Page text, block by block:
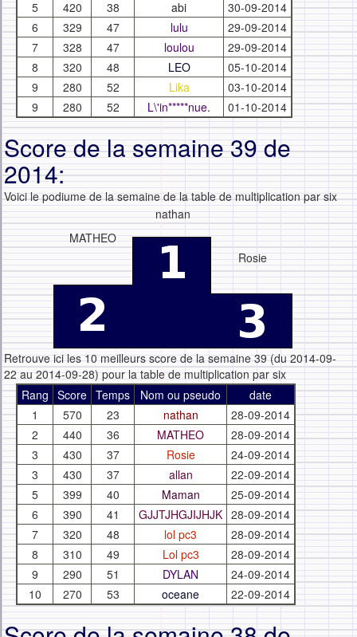
5
420 38 abi
30-09-2014
6
329 47 lulu
29-09-2014
7
328 47 loulou
29-09-2014
8
320 48 LEO
05-10-2014
9
280 52 Lika
03-10-2014
9
280 52 L\'in*****nue. 01-10-2014
Score de la semaine 39 de
2014:
Voici le podiume de la semaine de la table de multiplication par six
MATHEO
nathan
Rosie
Retrouve ici les 10 meilleurs score de la semaine 39 (du 2014-09-
22 au 2014-09-28) pour la table de multiplication par six
Rang Score Temps Nom ou pseudo
date
1
570 23 nathan
28-09-2014
2
440 36 MATHEO
28-09-2014
3
430 37 Rosie
24-09-2014
3
430 37 allan
22-09-2014
5
399 40 Maman
25-09-2014
6
390 41 GJJTJHGJIJHJK 28-09-2014
7
320 48 lol pc3
28-09-2014
8
310 49 Lol pc3
28-09-2014
9
290 51 DYLAN
24-09-2014
10
270 53 oceane 22-09-2014